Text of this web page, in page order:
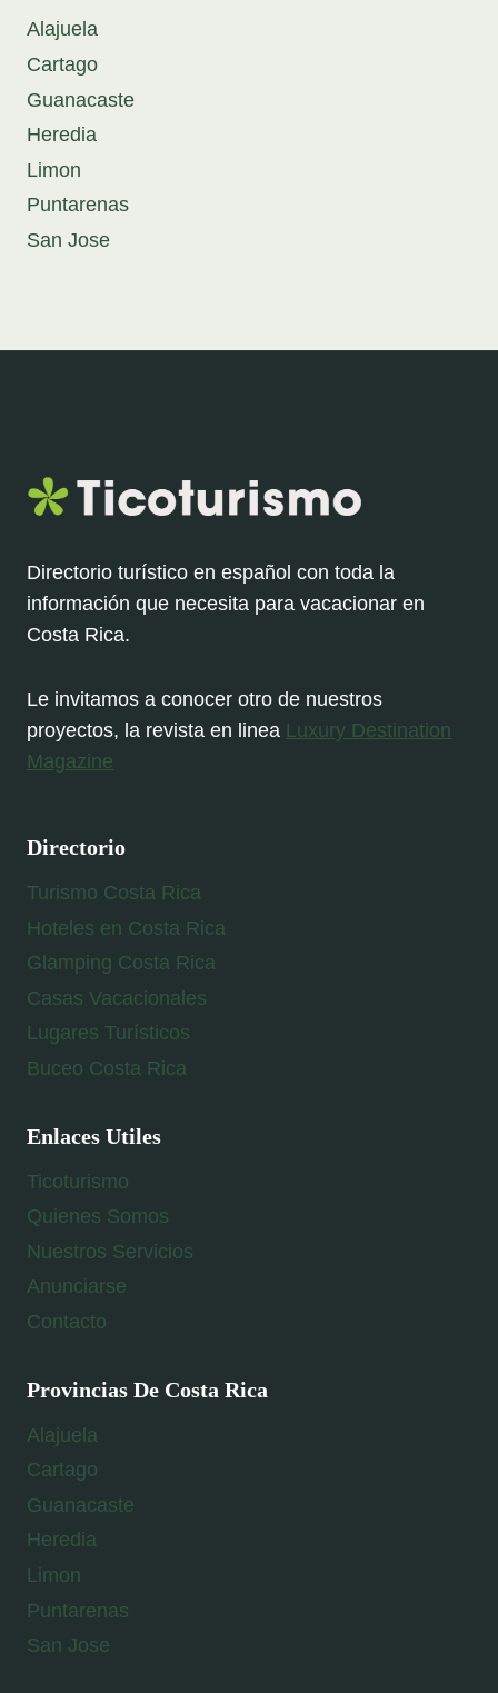
Alajuela
Cartago
Guanacaste
Heredia
Limon
Puntarenas
San Jose
Directorio turístico en español con toda la
información que necesita para vacacionar en
Costa Rica.
Le invitamos a conocer otro de nuestros
proyectos, la revista en linea Luxury Destination
Magazine
Directorio
Turismo Costa Rica
Hoteles en Costa Rica
Glamping Costa Rica
Casas Vacacionales
Lugares Turísticos
Buceo Costa Rica
Enlaces Utiles
Ticoturismo
Quienes Somos
Nuestros Servicios
Anunciarse
Contacto
Provincias De Costa Rica
Alajuela
Cartago
Guanacaste
Heredia
Limon
Puntarenas
San Jose